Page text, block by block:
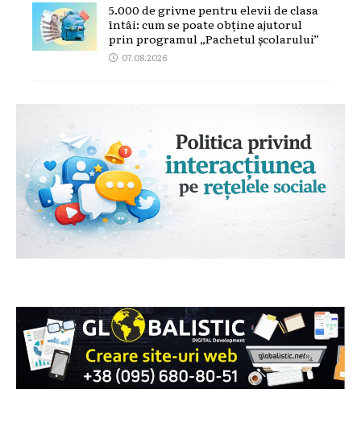
5.000 de grivne pentru elevii de clasa
întâi: cum se poate obține ajutorul
prin programul „Pachetul școlarului”
07.08.2026